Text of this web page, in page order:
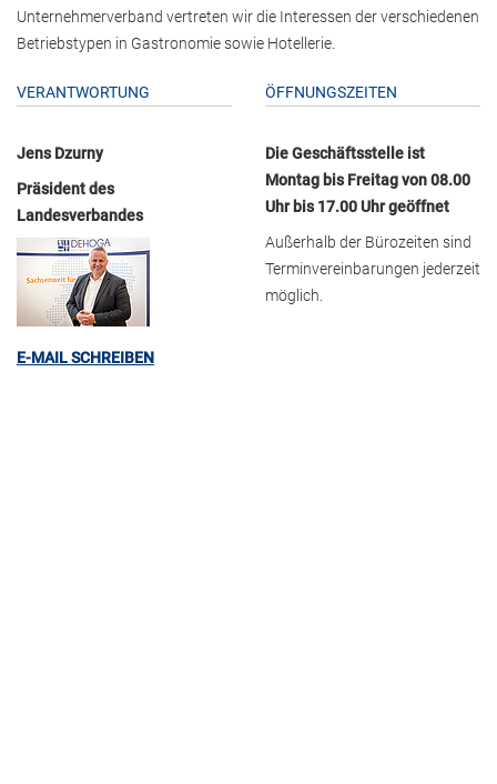
Unternehmerverband vertreten wir die Interessen der verschiedenen
Betriebstypen in Gastronomie sowie Hotellerie.
VERANTWORTUNG
Jens Dzurny
Präsident des
Landesverbandes
E-MAIL SCHREIBEN
ÖFFNUNGSZEITEN
Die Geschäftsstelle ist
Montag bis Freitag von 08.00
Uhr bis 17.00 Uhr geöffnet
Außerhalb der Bürozeiten sind
Terminvereinbarungen jederzeit
möglich.